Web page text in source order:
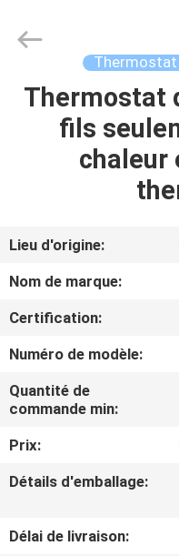
MAISON
PRODUITS
DE
VR
AU
SUJET
DE
VISITE
Controls
Limited.
Thermostat
Thermostat
fils
chaleur
Lieu d'origine:
Nom de marque:
Certification:
Numéro de modèle:
Quantité de
commande min:
Prix:
Détails d'emballage:
Délai de livraison: